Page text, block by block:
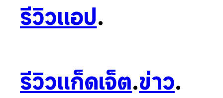
รีวิวแอป.
รีวิวแก็ดเจ็ต.ข่าว.